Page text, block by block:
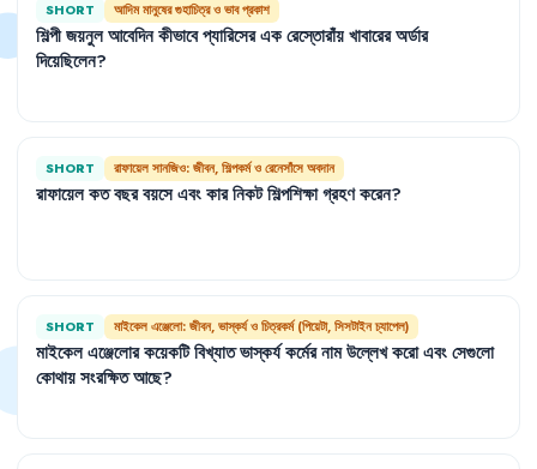
SHORT আদিম মানুষের গুহাচিত্র ও ভাব প্রকাশ
শিল্পীজয়নুলআবেদিনকীভাবেপ্যারিসেরএকরেস্তোরাঁয়খাবারেরঅর্ডার
দিয়েছিলেন?
SHORT রাফায়েল সানজিও: জীবন, শিল্পকর্ম ও রেনেসাঁসে অবদান
রাফায়েলকতবছরবয়সেএবংকারনিকটশিল্পশিক্ষাগ্রহণকরেন?
SHORT মাইকেল এঞ্জেলো: জীবন, ভাস্কর্য ও চিত্রকর্ম (পিয়েটা, সিসটাইন চ্যাপেল)
মাইকেলএঞ্জেলোরকয়েকটিবিখ্যাতভাস্কর্যকর্মেরনামউল্লেখকরোএবংসেগুলো
কোথায়সংরক্ষিতআছে?